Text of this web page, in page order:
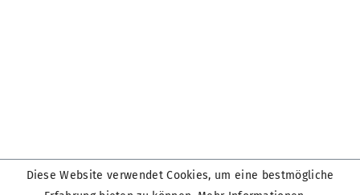
Diese Website verwendet Cookies, um eine bestmögliche